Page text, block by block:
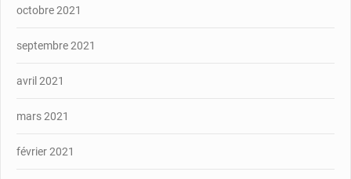
octobre 2021
septembre 2021
avril 2021
mars 2021
février 2021